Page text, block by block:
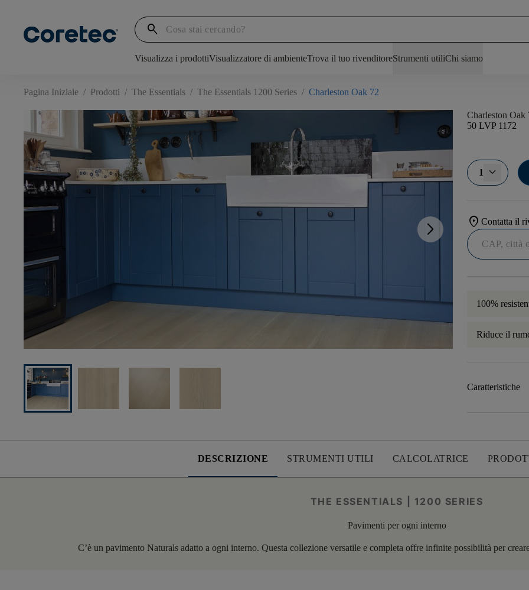
search
Visualizza i prodottiVisualizzatore di ambienteTrova il tuo rivenditoreStrumenti utiliChi siamo
Pagina Iniziale / Prodotti / The Essentials / The Essentials 1200 Series / Charleston Oak 72
arrow_forward_ios
Charleston Oak
50 LVP 1172
1
location_onContatta il
100%
Riduce il
Caratteristiche
DESCRIZIONE STRUMENTI UTILI CALCOLATRICE
THE ESSENTIALS | 1200 SERIES
Pavimenti per ogni interno
C’è un pavimento Naturals adatto a ogni interno. Questa collezione versatile e completa offre infinite possibilità per